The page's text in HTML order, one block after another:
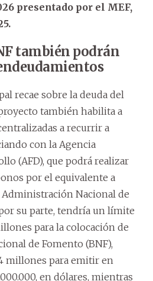
presentado por el MEF,
también podrán
recae sobre la deuda del
también habilita a
a recurrir a
con la Agencia
(AFD), que podrá realizar
por el equivalente a
Administración Nacional de
su parte, tendría un límite
para la colocación de
de Fomento (BNF),
millones para emitir en
en dólares, mientras